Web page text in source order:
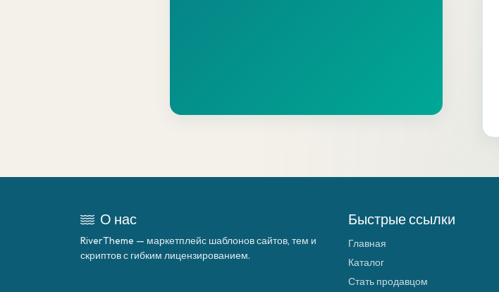
О нас
RiverTheme — маркетплейс шаблонов сайтов, тем и
скриптов с гибким лицензированием.
Быстрые ссылки
Главная
Каталог
Стать продавцом